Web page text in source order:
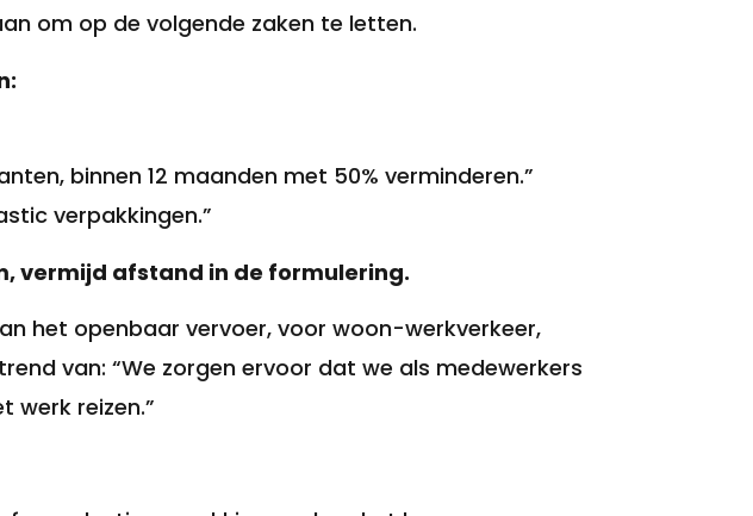
om op de volgende zaken te letten.
binnen 12 maanden met 50% verminderen.”
verpakkingen.”
vermijd afstand in de formulering.
het openbaar vervoer, voor woon-werkverkeer,
van: “We zorgen ervoor dat we als medewerkers
werk reizen.”